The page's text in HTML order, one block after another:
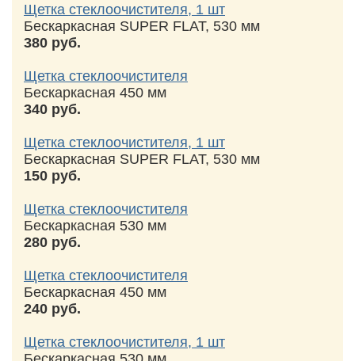
Щетка стеклоочистителя, 1 шт
Бескаркасная SUPER FLAT, 530 мм
380 руб.
Щетка стеклоочистителя
Бескаркасная 450 мм
340 руб.
Щетка стеклоочистителя, 1 шт
Бескаркасная SUPER FLAT, 530 мм
150 руб.
Щетка стеклоочистителя
Бескаркасная 530 мм
280 руб.
Щетка стеклоочистителя
Бескаркасная 450 мм
240 руб.
Щетка стеклоочистителя, 1 шт